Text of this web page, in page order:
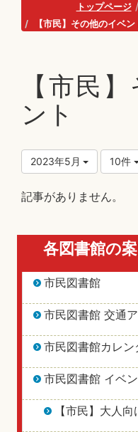
トップページ
【市民】その他のイベン
【市民
ント
2023年5月 10件
記事がありません。
各図書館の
市民図書館
市民図書館 交通
市民図書館カレン
市民図書館 イベ
【市民】大人